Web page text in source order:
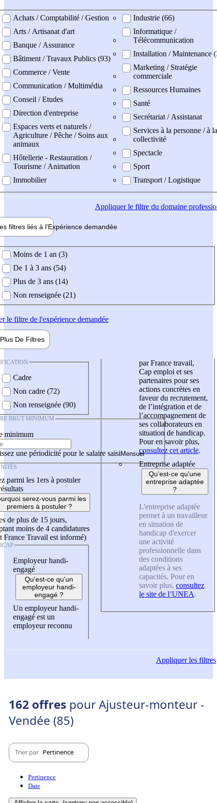
professionel
Achats / Comptabilité / Gestion
Arts / Artisanat d'art
Banque / Assurance
Bâtiment / Travaux Publics (93)
Commerce / Vente
Communication / Multimédia
Conseil / Etudes
Direction d'entreprise
Espaces verts et naturels /
Agriculture / Pêche / Soins aux
animaux
Hôtellerie - Restauration /
Tourisme / Animation
Immobilier
Industrie (66)
Informatique /
Télécommunication
Installation / Maintenance
Marketing / Stratégie
commerciale
Ressources Humaines
Santé
Secrétariat / Assistanat
Services à la personne / à la
collectivité
Spectacle
Sport
Transport / Logistique
Appliquerle filtre du domaine
filtres liés à l'Expérience demandée
demandée
Moins de 1 an (3)
De 1 à 3 ans (54)
Plus de 3 ans (14)
Non renseignée (21)
le filtre de l'expérience demandée
Plus De Filtres
Cadre
Non cadre (72)
Non renseignée (90)
BRUT MINIMUM
minimum
une périodicité pour le salaire saisi
parmi les 1ers à postuler
serez-vous parmi les
premiers à postuler ?
de plus de 15 jours,
moins de 4 candidatures
France Travail est informé)
Employeur handi-
engagé
Qu'est-ce qu'un
employeur handi-
engagé ?
Un employeur handi-
engagé est un
employeur reconnu
par France travail,
Cap emploi et ses
partenaires pour ses
actions concrètes en
faveur du recrutement,
de l’intégration et de
l’accompagnement de
ses collaborateurs en
situation de handicap.
Pour en savoir plus,
consultez cet article.
Entreprise adaptée
Qu'est-ce qu'une
entreprise adaptée
?
L'entreprise adaptée
permet à un travailleur
en situation de
handicap d'exercer
une activité
professionnelle dans
des conditions
adaptées à ses
capacités. Pour en
savoir plus, consultez
le site de l’UNEA.
Appliquerles filtres
162 offres pour Ajusteur-monteur -
Vendée (85)
Trier par Pertinence
Pertinence
Date